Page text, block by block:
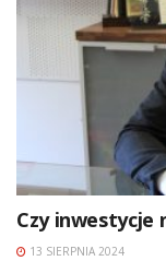
Czy inwestycje
13 SIERPNIA 2024